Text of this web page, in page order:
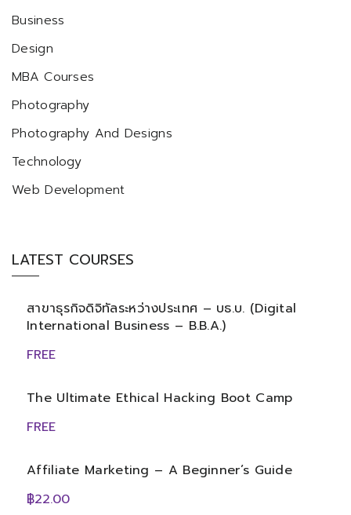
Business
Design
MBA Courses
Photography
Photography And Designs
Technology
Web Development
LATEST COURSES
สาขาธุรกิจดิจิทัลระหว่างประเทศ – บธ.บ. (Digital
International Business – B.B.A.)
FREE
The Ultimate Ethical Hacking Boot Camp
FREE
Affiliate Marketing – A Beginner’s Guide
฿22.00